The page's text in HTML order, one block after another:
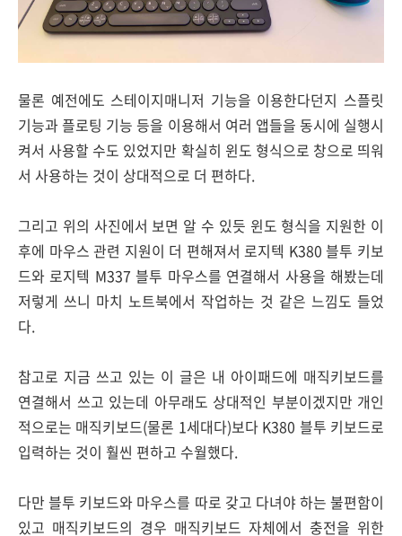
물론 예전에도 스테이지매니저 기능을 이용한다던지 스플릿
기능과 플로팅 기능 등을 이용해서 여러 앱들을 동시에 실행시
켜서 사용할 수도 있었지만 확실히 윈도 형식으로 창으로 띄워
서 사용하는 것이 상대적으로 더 편하다.
그리고 위의 사진에서 보면 알 수 있듯 윈도 형식을 지원한 이
후에 마우스 관련 지원이 더 편해져서 로지텍 K380 블투 키보
드와 로지텍 M337 블투 마우스를 연결해서 사용을 해봤는데
저렇게 쓰니 마치 노트북에서 작업하는 것 같은 느낌도 들었
다.
참고로 지금 쓰고 있는 이 글은 내 아이패드에 매직키보드를
연결해서 쓰고 있는데 아무래도 상대적인 부분이겠지만 개인
적으로는 매직키보드(물론 1세대다)보다 K380 블투 키보드로
입력하는 것이 훨씬 편하고 수월했다.
다만 블투 키보드와 마우스를 따로 갖고 다녀야 하는 불편함이
있고 매직키보드의 경우 매직키보드 자체에서 충전을 위한